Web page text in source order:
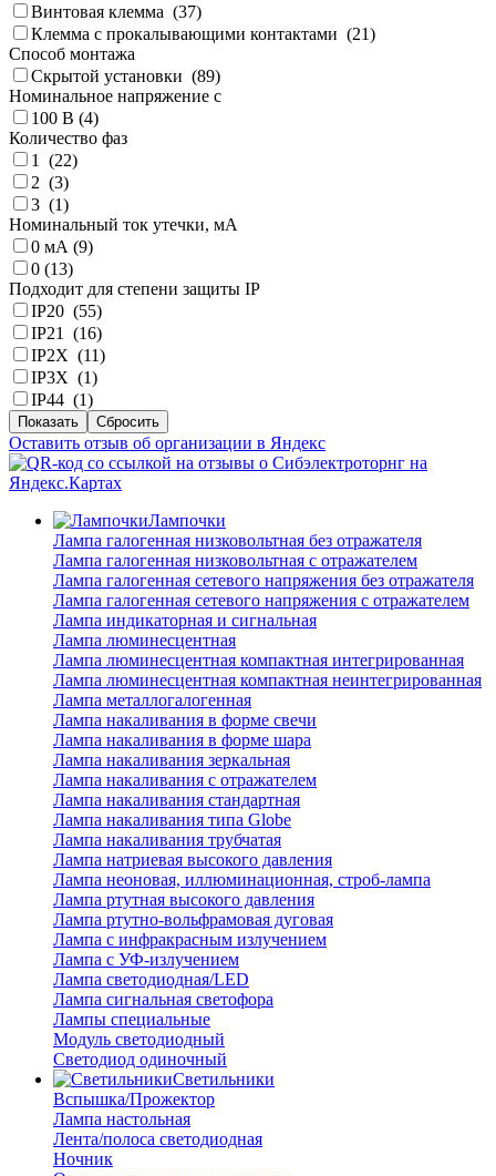
Винтовая клемма (37)
Клемма с прокалывающими контактами (21)
Способ монтажа
Скрытой установки (89)
Номинальное напряжение с
100 В (4)
Количество фаз
1 (22)
2 (3)
3 (1)
Номинальный ток утечки, мА
0 мА (9)
0 (13)
Подходит для степени защиты IP
IP20 (55)
IP21 (16)
IP2X (11)
IP3X (1)
IP44 (1)
Оставить отзыв об организации в Яндекс
Лампочки
Лампа галогенная низковольтная без отражателя
Лампа галогенная низковольтная с отражателем
Лампа галогенная сетевого напряжения без отражателя
Лампа галогенная сетевого напряжения с отражателем
Лампа индикаторная и сигнальная
Лампа люминесцентная
Лампа люминесцентная компактная интегрированная
Лампа люминесцентная компактная неинтегрированная
Лампа металлогалогенная
Лампа накаливания в форме свечи
Лампа накаливания в форме шара
Лампа накаливания зеркальная
Лампа накаливания с отражателем
Лампа накаливания стандартная
Лампа накаливания типа Globe
Лампа накаливания трубчатая
Лампа натриевая высокого давления
Лампа неоновая, иллюминационная, строб-лампа
Лампа ртутная высокого давления
Лампа ртутно-вольфрамовая дуговая
Лампа с инфракрасным излучением
Лампа с УФ-излучением
Лампа светодиодная/LED
Лампа сигнальная светофора
Лампы специальные
Модуль светодиодный
Светодиод одиночный
Светильники
Вспышка/Прожектор
Лампа настольная
Лента/полоса светодиодная
Ночник